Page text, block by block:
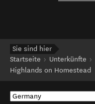
Sie sind hier
Startseite
Unterkünfte
Highlands on Homestead